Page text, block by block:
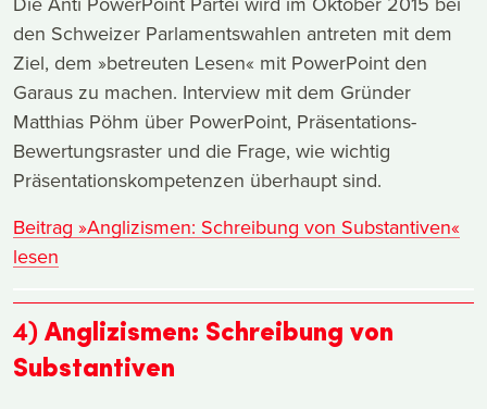
den Schweizer Parlamentswahlen antreten mit dem
Ziel, dem »betreuten Lesen« mit PowerPoint den
Garaus zu machen. Interview mit dem Gründer
Matthias Pöhm über PowerPoint, Präsentations-
Bewertungsraster und die Frage, wie wichtig
Präsentationskompetenzen überhaupt sind.
Beitrag »Anglizismen: Schreibung von Substantiven«
lesen
4) Anglizismen: Schreibung von
Substantiven